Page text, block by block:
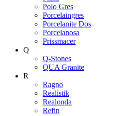
Polo Gres
Porcelaingres
Porcelanite Dos
Porcelanosa
Prissmacer
Q
Q-Stones
QUA Granite
R
Ragno
Realistik
Realonda
Refin